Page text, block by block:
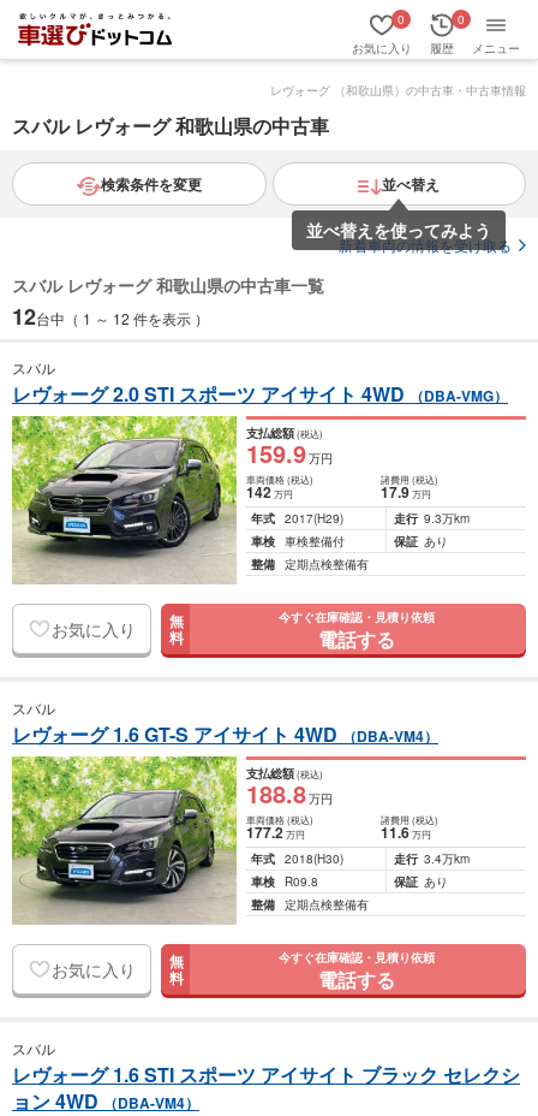
お気に入り
0
履歴
0
メニュー
レヴォーグ （和歌山県）の中古車・中古車情報
スバル レヴォーグ 和歌山県の中古車
検索条件を変更 並べ替え
並べ替えを使ってみよう
新着車両の情報を受け取る
スバル レヴォーグ 和歌山県の中古車一覧
12台中（ 1 ～ 12 件を表示 ）
スバル
レヴォーグ 2.0 STI スポーツ アイサイト 4WD （DBA-VMG）
支払総額(税込)
159.9万円
車両価格(税込)
142万円
諸費用 (税込)
17.9 万円
年式 2017(H29) 走行 9.3万km
車検 車検整備付 保証 あり
整備 定期点検整備有
お気に入り 無
料
今すぐ在庫確認・見積り依頼
電話する
スバル
レヴォーグ 1.6 GT-S アイサイト 4WD （DBA-VM4）
支払総額(税込)
188.8万円
車両価格(税込)
177.2万円
諸費用 (税込)
11.6 万円
年式 2018(H30) 走行 3.4万km
車検
R09.8 保証 あり
整備 定期点検整備有
お気に入り 無
料
今すぐ在庫確認・見積り依頼
電話する
スバル
レヴォーグ 1.6 STI スポーツ アイサイト ブラック セレクシ
ョン 4WD
（DBA-VM4）